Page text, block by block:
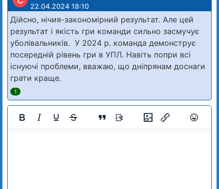
22.04.2024 18:10
Дійсно, нічия-закономірний результат. Але цей
результат і якість гри команди сильно засмучує
уболівальників. У 2024 р. команда демонструє
посередній рівень гри в УПЛ. Навіть попри всі
існуючі проблеми, вважаю, що дніпрянам доснаги
грати краще.
1